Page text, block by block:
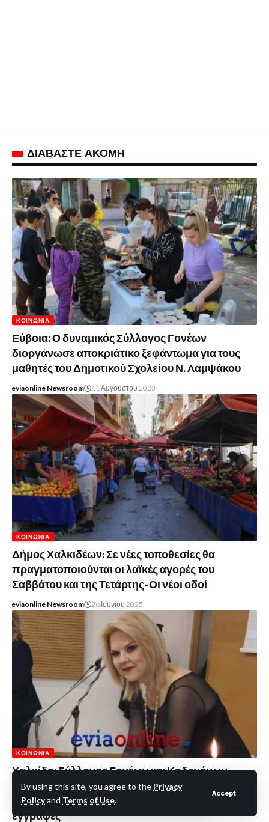
By using this site, you agree to the Privacy
Policyand Terms of Use.
Accept
ΔΙΑΒΑΣΤΕ ΑΚΟΜΗ
ΚΟΙΝΩΝΊΑ
Εύβοια: Ο δυναμικός Σύλλογος Γονέων
διοργάνωσε αποκριάτικο ξεφάντωμα για τους
μαθητές του Δημοτικού Σχολείου Ν. Λαμψάκου
eviaonline Newsroom 11 Αυγούστου 2023
ΚΟΙΝΩΝΊΑ
Δήμος Χαλκιδέων: Σε νέες τοποθεσίες θα
πραγματοποιούνται οι λαϊκές αγορές του
Σαββάτου και της Τετάρτης-Οι νέοι οδοί
eviaonline Newsroom 26 Ιουνίου 2025
ΚΟΙΝΩΝΊΑ
Χαλκίδα: Σύλλογος Γονέων και Κηδεμόνων
Παιδικών Σταθμών προς τον Δήμο-Έχετε
καθυστερήσει να ενημερώσετε πότε ξεκινούν οι
εγγραφές